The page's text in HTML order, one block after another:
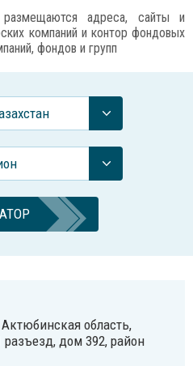
адреса, сайты и
компаний и контор фондовых
фондов и групп
Актюбинская область,
дом 392, район